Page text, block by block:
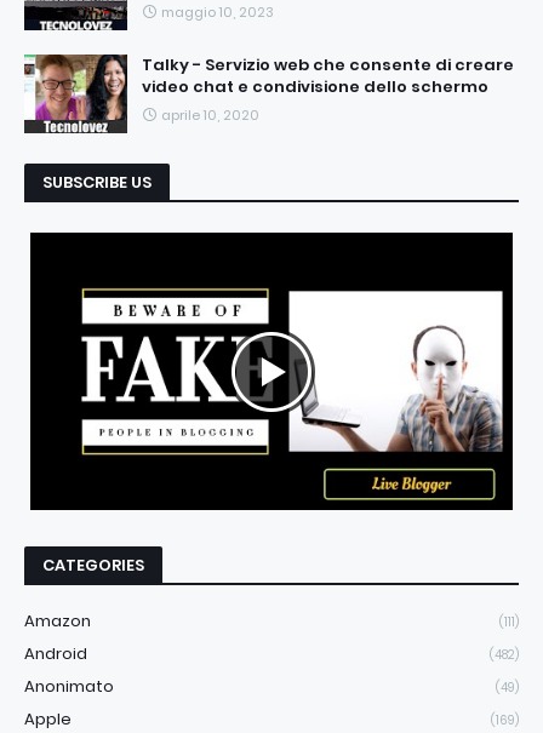
maggio 10, 2023
Talky - Servizio web che consente di creare
video chat e condivisione dello schermo
aprile 10, 2020
SUBSCRIBE US
CATEGORIES
Amazon (111)
Android (482)
Anonimato (49)
Apple (169)